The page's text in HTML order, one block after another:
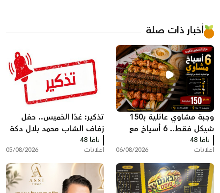
أخبار ذات صلة
وجبة مشاوي عائلية بـ150
شيكل فقط.. 6 أسياخ مع
كامل الإضافات في مطعم
أبو حلوة بيافا
يافا 48
اعلانات 06/08/2026
تذكير: غدًا الخميس.. حفل
زفاف الشاب محمد بلال دكة
يافا 48
اعلانات 05/08/2026